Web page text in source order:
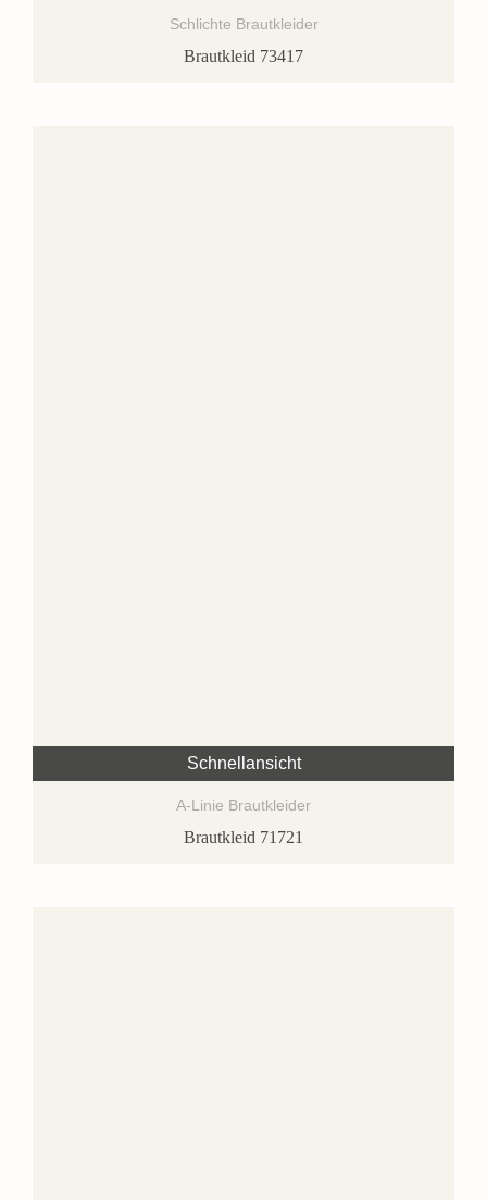
Schlichte Brautkleider
Brautkleid 73417
Schnellansicht
A-Linie Brautkleider
Brautkleid 71721